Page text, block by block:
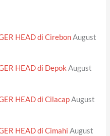
HEAD di Cirebon August
HEAD di Depok August
HEAD di Cilacap August
HEAD di Cimahi August